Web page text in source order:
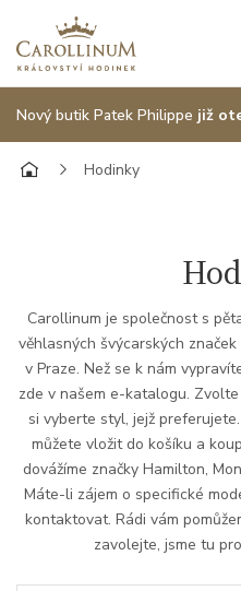
Nový butik Patek Philippe již
Hodinky
Carollinum je společnost s
věhlasných švýcarských
v Praze. Než se k nám
zde v našem e-katalogu.
si vyberte styl, jejž
můžete vložit do košíku a
dovážíme značky Hamilton,
Máte-li zájem o specifické
kontaktovat. Rádi vám
zavolejte, jsme tu